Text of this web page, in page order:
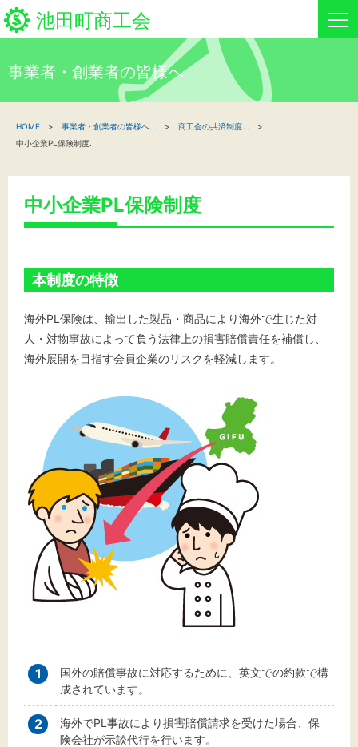
池田町商工会
新着情報
関係機関の方へ
池田町商工会情報
お問い合わせ
文字サイズ
標準 拡大
背景色
白 黄
事業者・創業者の皆様へ
HOME 事業者・創業者の皆様へ 商工会の共済制度
中小企業PL保険制度.
中小企業PL保険制度
本制度の特徴
海外PL保険は、輸出した製品・商品により海外で生じた対
人・対物事故によって負う法律上の損害賠償責任を補償し、
海外展開を目指す会員企業のリスクを軽減します。
1
国外の賠償事故に対応するために、英文での約款で構
成されています。
2
海外でPL事故により損害賠償請求を受けた場合、保
険会社が示談代行を行います。